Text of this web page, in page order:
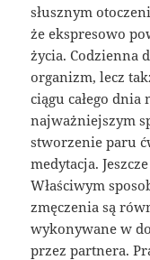
słusznym
że ekspresowo
życia. Codzienna
organizm, lecz
ciągu całego
najważniejszym
stworzenie paru
medytacja.
Właściwym
zmęczenia są
wykonywane w
przez partnera.